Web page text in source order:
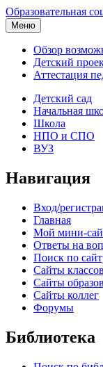
Образовательная
Меню
Обзор
Детский
Аттестация
Детский сад
Начальная
Школа
НПО и СПО
ВУЗ
Навигация
Вход/
Главная
Мой мини-
Ответы на
Поиск по
Сайты
Сайты
Сайты коллег
Форумы
Библиотека